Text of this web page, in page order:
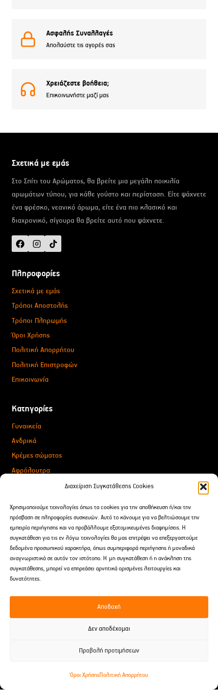
Διαχείριση Συγκατάθεσης Cookies
Χρησιμοποιούμε τεχνολογίες όπως τα cookies για την αποθήκευση ή/και την
πρόσβαση σε πληροφορίες συσκευών. Αυτό το κάνουμε για να βελτιώσουμε την
εμπειρία περιήγησης και να προβάλλουμε εξατομικευμένες διαφημίσεις. Η
συγκατάθεση για τις εν λόγω τεχνολογίες θα μας επιτρέψει να επεξεργαστούμε
δεδομένα προσωπικού χαρακτήρα, όπως συμπεριφορά περιήγησης ή μοναδικά
αναγνωριστικά σε αυτόν τον ιστότοπο. Η μη συγκατάθεση ή η ανάκληση της
συγκατάθεσης, μπορεί να επηρεάσει αρνητικά ορισμένες λειτουργίες και
δυνατότητες.
Αποδοχή
Δεν αποδέχομαι
Προβολή προτιμήσεων
Όροι ΧρήσηςΠολιτική Απορρήτου
Ασφαλής Συναλλαγές
Απολαύστε τις αγορές σας
Χρειάζεστε βοήθεια;
Επικοινωνήστε μαζί μας
Σχετικά με εμάς
Στο Σπίτι του Αρώματος, θα βρείτε μια μεγάλη ποικιλία
αρωμάτων τύπου, για κάθε γούστο και περίσταση. Είτε ψάχνετε
ένα φρέσκο, νεανικό άρωμα, είτε ένα πιο κλασικό και
διαχρονικό, σίγουρα θα βρείτε αυτό που ψάχνετε.
Πληροφορίες
Σχετικά με εμάς
Τρόποι Αποστολής
Τρόποι Πληρωμής
Όροι Χρήσης
Πολιτική Απορρήτου
Πολιτική Επιστροφών
Επικοινωνία
Κατηγορίες
Γυναικεία
Ανδρικά
Κρέμες σώματος
Αφρόλουτρα
After Shave
Επικοινωνία
Δαρειώτου 9 Tρίπολη, Ελλάδα
2710 238691
spititouaromatos2012@gmail.com
© 2026 Το Σπίτι του Αρώματος -